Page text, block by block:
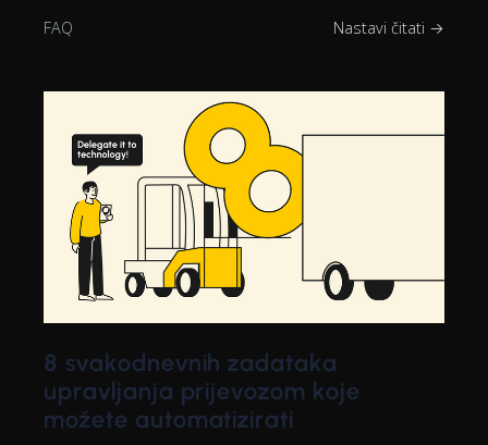
FAQ Nastavi čitati →
8 svakodnevnih zadataka
upravljanja prijevozom koje
možete automatizirati